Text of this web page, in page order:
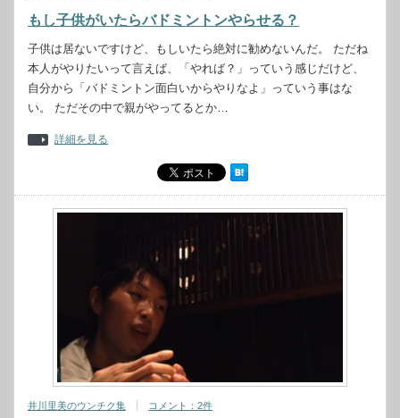
もし子供がいたらバドミントンやらせる？
子供は居ないですけど、もしいたら絶対に勧めないんだ。 ただね
本人がやりたいって言えば、「やれば？」っていう感じだけど、
自分から「バドミントン面白いからやりなよ」っていう事はな
い。 ただその中で親がやってるとか…
詳細を見る
井川里美のウンチク集 コメント：2件